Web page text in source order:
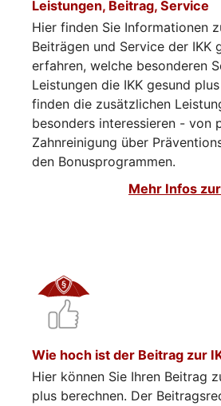
Leistungen, Beitrag, Service
Hier finden Sie Informationen
Beiträgen und Service der IKK
erfahren, welche besonderen
Leistungen die IKK gesund
finden die zusätzlichen
besonders interessieren - von
Zahnreinigung über
den Bonusprogrammen.
Mehr Infos
Wie hoch ist der Beitrag zur
Hier können Sie Ihren Beitrag
plus berechnen. Der